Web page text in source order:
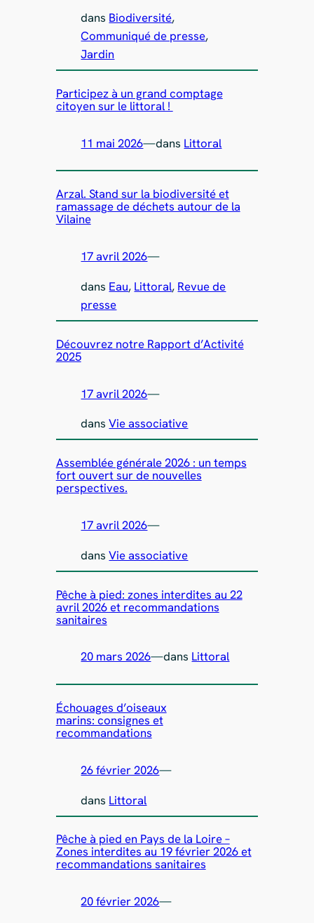
dans Biodiversité
Communiqué de presse
Jardin
Participez à un grand comptage
citoyen sur le littoral !
11 mai 2026—dans Littoral
Arzal. Stand sur la biodiversité et
ramassage de déchets autour de la
Vilaine
17 avril 2026—
dans Eau, Littoral, Revue de
presse
Découvrez notre Rapport d’Activité
2025
17 avril 2026—
dansVie associative
Assemblée générale 2026 : un temps
fort ouvert sur de nouvelles
perspectives.
17 avril 2026—
dansVie associative
Pêche à pied: zones interdites au 22
avril 2026 et recommandations
sanitaires
20 mars 2026—dans Littoral
Échouages d’oiseaux
marins: consignes et
recommandations
26 février 2026—
dans Littoral
Pêche à pied en Pays de la Loire –
Zones interdites au 19 février 2026 et
recommandations sanitaires
20 février 2026—